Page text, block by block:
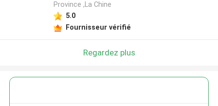
Province ,La Chine
5.0
Fournisseur vérifié
Regardez plus